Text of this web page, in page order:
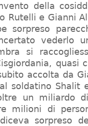
della
Rutelli e Gianni
sorpreso
vederlo
si
quasi
accolta da
soldatino Shalit
un miliardo
milioni di
sorpreso